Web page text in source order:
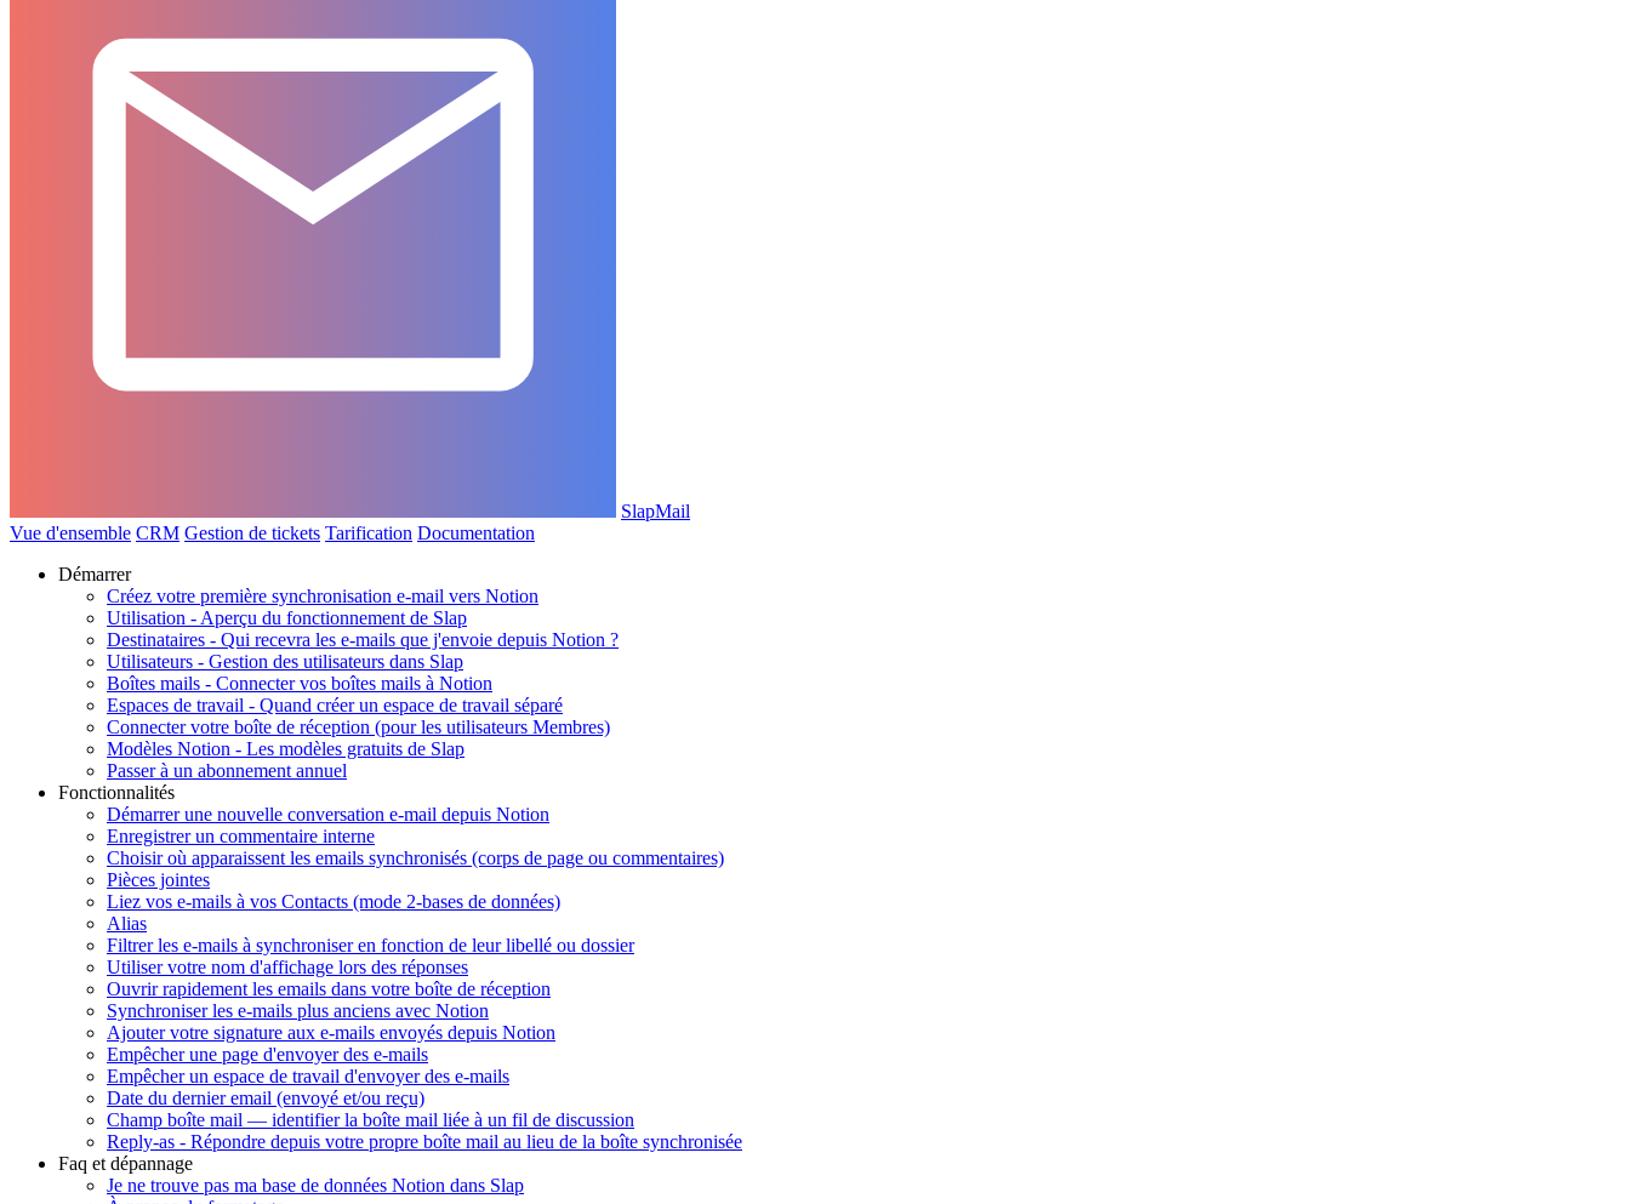
SlapMail
Vue d'ensemble CRM Gestion de tickets Tarification Documentation
Démarrer
Créez votre première synchronisation e-mail vers Notion
Utilisation - Aperçu du fonctionnement de Slap
Destinataires - Qui recevra les e-mails que j'envoie depuis Notion ?
Utilisateurs - Gestion des utilisateurs dans Slap
Boîtes mails - Connecter vos boîtes mails à Notion
Espaces de travail - Quand créer un espace de travail séparé
Connecter votre boîte de réception (pour les utilisateurs Membres)
Modèles Notion - Les modèles gratuits de Slap
Passer à un abonnement annuel
Fonctionnalités
Démarrer une nouvelle conversation e-mail depuis Notion
Enregistrer un commentaire interne
Choisir où apparaissent les emails synchronisés (corps de page ou commentaires)
Pièces jointes
Liez vos e-mails à vos Contacts (mode 2-bases de données)
Alias
Filtrer les e-mails à synchroniser en fonction de leur libellé ou dossier
Utiliser votre nom d'affichage lors des réponses
Ouvrir rapidement les emails dans votre boîte de réception
Synchroniser les e-mails plus anciens avec Notion
Ajouter votre signature aux e-mails envoyés depuis Notion
Empêcher une page d'envoyer des e-mails
Empêcher un espace de travail d'envoyer des e-mails
Date du dernier email (envoyé et/ou reçu)
Champ boîte mail — identifier la boîte mail liée à un fil de discussion
Reply-as - Répondre depuis votre propre boîte mail au lieu de la boîte synchronisée
Faq et dépannage
Je ne trouve pas ma base de données Notion dans Slap